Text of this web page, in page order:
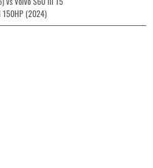
150HP (2024)